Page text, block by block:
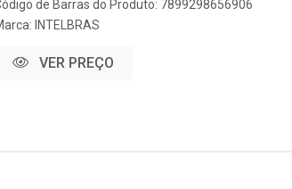
de Barras do Produto: 7899298656906
INTELBRAS
VER PREÇO